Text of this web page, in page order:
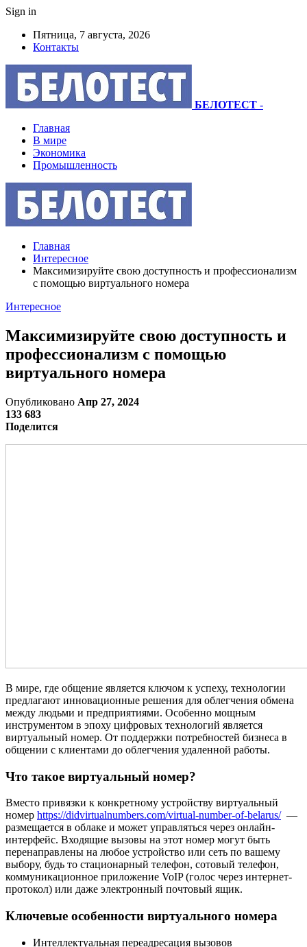
Sign in
Пятница, 7 августа, 2026
Контакты
БЕЛОТЕСТ -
Главная
В мире
Экономика
Промышленность
Главная
Интересное
Максимизируйте свою доступность и профессионализм
с помощью виртуального номера
Интересное
Максимизируйте свою доступность и
профессионализм с помощью
виртуального номера
Опубликовано Апр 27, 2024
133 683
Поделится
В мире, где общение является ключом к успеху, технологии
предлагают инновационные решения для облегчения обмена
между людьми и предприятиями. Особенно мощным
инструментом в эпоху цифровых технологий является
виртуальный номер. От поддержки потребностей бизнеса в
общении с клиентами до облегчения удаленной работы.
Что такое виртуальный номер?
Вместо привязки к конкретному устройству виртуальный
номер https://didvirtualnumbers.com/virtual-number-of-belarus/—
размещается в облаке и может управляться через онлайн-
интерфейс. Входящие вызовы на этот номер могут быть
перенаправлены на любое устройство или сеть по вашему
выбору, будь то стационарный телефон, сотовый телефон,
коммуникационное приложение VoIP (голос через интернет-
протокол) или даже электронный почтовый ящик.
Ключевые особенности виртуального номера
Интеллектуальная переадресация вызовов